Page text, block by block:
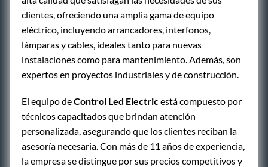
clientes, ofreciendo una amplia gama de equipo
eléctrico, incluyendo arrancadores, interfonos,
lámparas y cables, ideales tanto para nuevas
instalaciones como para mantenimiento. Además, son
expertos en proyectos industriales y de construcción.
El equipo deControl Led Electricestá compuesto por
técnicos capacitados que brindan atención
personalizada, asegurando que los clientes reciban la
asesoría necesaria. Con más de 11 años de experiencia,
la empresa se distingue por sus precios competitivos y